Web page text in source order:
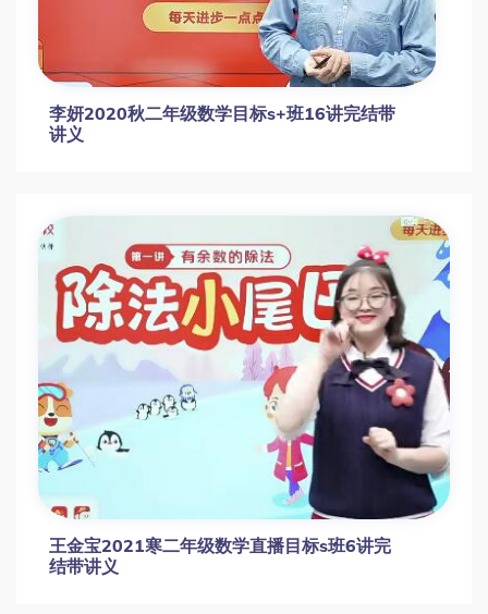
李妍2020秋二年级数学目标s+班16讲完结带
讲义
王金宝2021寒二年级数学直播目标s班6讲完
结带讲义